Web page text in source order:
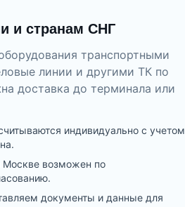
и странам СНГ
транспортными
линии и другими ТК по
доставка до терминала или
индивидуально с учетом
Москве возможен по
документы и данные для